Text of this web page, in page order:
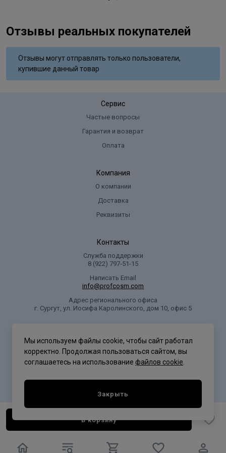
В корзину
Отзывы реальных покупателей
Отзывы могут отправлять только пользователи,
купившие данный товар
Сервис
Частые вопросы
Гарантия и возврат
Оплата
Компания
О компании
Доставка
Реквизиты
Контакты
Служба поддержки
8 (922) 797‑51-15
Написать Email
info@profcosm.com
Адрес регионального офиса
г. Сургут, ул. Иосифа Каролинского, дом 10, офис 5
Мы используем файлы cookie, чтобы сайт работал
корректно. Продолжая пользоваться сайтом, вы
соглашаетесь на использование файлов cookie
Закрыть